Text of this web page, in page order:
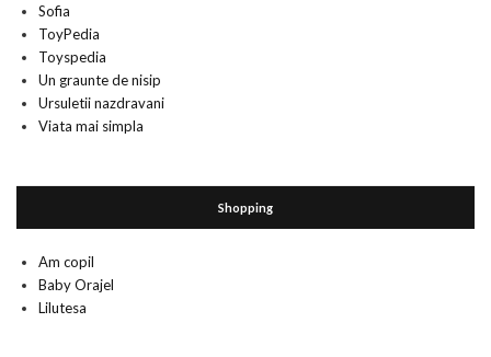
Sofia
ToyPedia
Toyspedia
Un graunte de nisip
Ursuletii nazdravani
Viata mai simpla
Shopping
Am copil
Baby Orajel
Lilutesa